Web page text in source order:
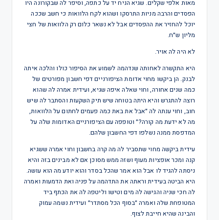
מאות אלפי שקלים. שגיא הניח יד על כתפה, וסיפר לה שבקורונה היו
הפסדים והרבה מניות התרסקו ושהוא לקח הלוואות כי חשב שככה
יוכל להחזיר את ההפסדים אבל לא נשאר כלום רק הלוואות של חצי
מליון ש״ח.
לא היה לה אויר.
היא התקשרה לאחותה שנדהמה לשמוע את הסיפור כולו והלכה איתה
לבנק. הן ביקשו מחוי אדומת הציפורניים דפי חשבון מפורטים של
כמה שנים אחורה, וחוי שאלה איפה שגיא, ועידית אמרה לה שהוא
רוצה להתגרש והיא היתה בטוחה שיש תיק השקעות והסתבר לה שיש
חוב, וחוי ענתה לה ״אבל את באת כמה פעמים לחתום על הלוואות,
מה לא ידעת מה קורה?״ וטופפה עם הציפורניים האדומות שלה על
המדפסת ממנה נשלפו דפי החשבון שלהם.
עידית ביקשה מחוי שתסביר לה מה קרה בחשבון וחוי אמרה ששגיא
קנה ומכר אופציות מעוף ושזה ממש מסוכן אם לא מבינים בזה והיא
ניסתה להגיד לו אבל הוא אמר שהכל בסדר והוא יודע מה הוא עושה.
היא הביטה בעידית וראתה את התדהמה על פניה ואת הדמעות ואמרה
לה חכי שניה והגישה לה מים וטישו וליטפה לה את הכתף ביד
המטופחת שלה ואמרה ״בסוף הכל מסתדר״ ועידית נשמה עמוק
והבינה שהיא חייבת לצוף.